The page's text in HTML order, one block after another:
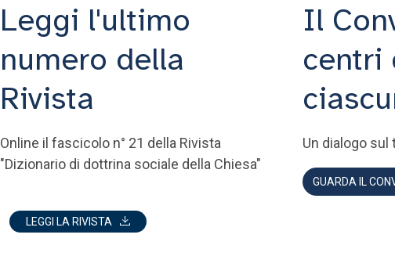
Leggi l'ultimo
numero della
Rivista
Online il fascicolo n° 21 della Rivista
"Dizionario di dottrina sociale della Chiesa"
LEGGI LA RIVISTA
Il
centri
Un dialogo
GUARDA IL